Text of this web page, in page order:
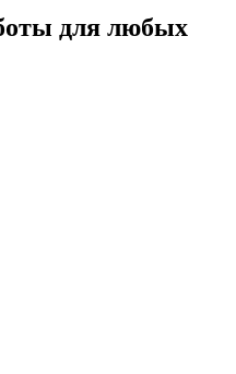
для любых